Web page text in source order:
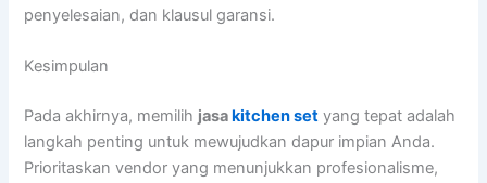
penyelesaian, dan klausul garansi.
Kesimpulan
Pada akhirnya, memilih jasakitchen set yang tepat adalah
langkah penting untuk mewujudkan dapur impian Anda.
Prioritaskan vendor yang menunjukkan profesionalisme,